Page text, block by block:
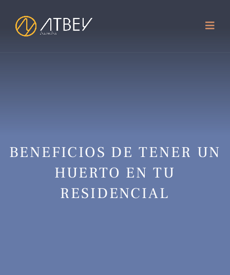
BENEFICIOS DE TENER UN
HUERTO EN TU
RESIDENCIAL